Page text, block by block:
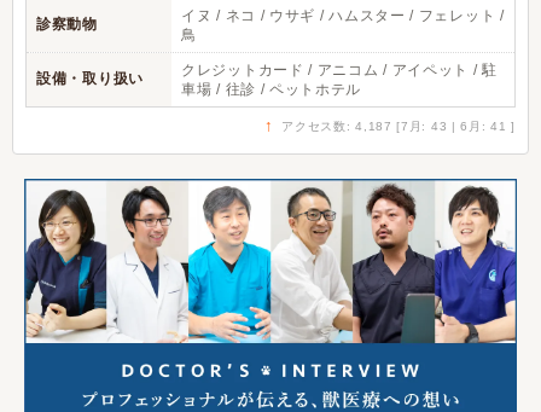
診察動物
イヌ / ネコ / ウサギ / ハムスター / フェレット /
鳥
設備・取り扱い
クレジットカード / アニコム / アイペット / 駐
車場 / 往診 / ペットホテル
↑ アクセス数: 4,187 [7月: 43 | 6月: 41 ]